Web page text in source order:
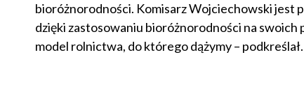
bioróżnorodności. Komisarz Wojciechowski jest
dzięki zastosowaniu bioróżnorodności na swoich
model rolnictwa, do którego dążymy – podkreślał.